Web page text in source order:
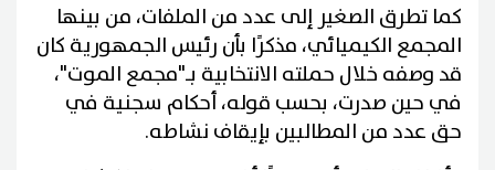
كما تطرق الصغير إلى عدد من الملفات، من بينها
المجمع الكيميائي، مذكرًا بأن رئيس الجمهورية كان
قد وصفه خلال حملته الانتخابية بـ"مجمع الموت"،
في حين صدرت، بحسب قوله، أحكام سجنية في
حق عدد من المطالبين بإيقاف نشاطه.